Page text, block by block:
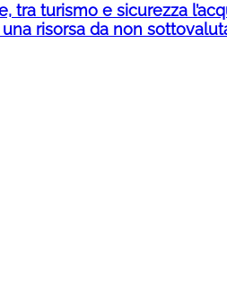
tra turismo e sicurezza
una risorsa da non